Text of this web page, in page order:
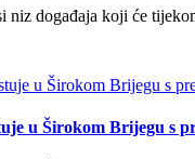
događaja koji će
u Širokom Brijegu s